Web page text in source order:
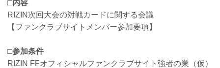
□内容
RIZIN次回大会の対戦カードに関する会議
【ファンクラブサイトメンバー参加要項】
□参加条件
RIZIN FFオフィシャルファンクラブサイト強者の巣（仮）